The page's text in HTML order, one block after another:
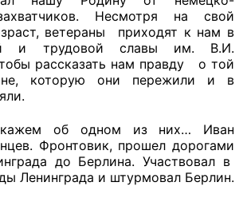
ОБРАТНАЯ СВЯЗЬ
советы
Несмотря на свой
ветераны приходят к нам в
и трудовой славы им. В.И.
рассказать нам правду о той
которую они пережили и в
об одном из них… Иван
Фронтовик, прошел дорогами
до Берлина. Участвовал в
Ленинграда и штурмовал Берлин.